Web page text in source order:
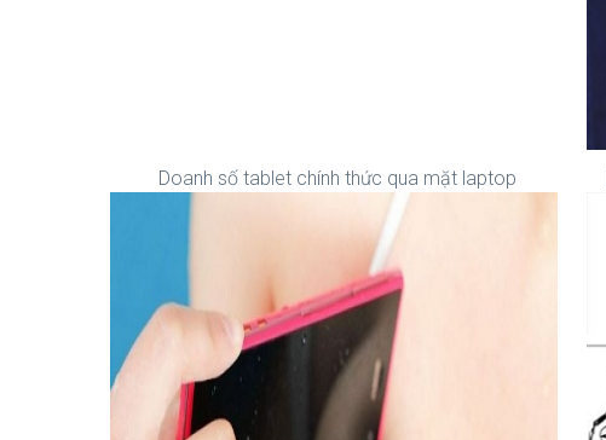
Doanh số tablet chính thức qua mặt laptop